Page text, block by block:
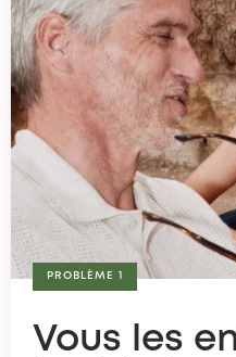
PROBLÈME 1
Vous les